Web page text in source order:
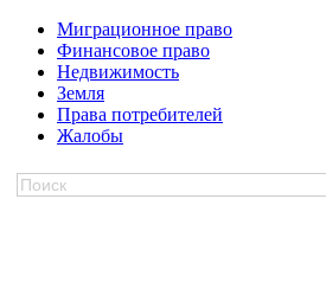
Миграционное право
Финансовое право
Недвижимость
Земля
Права потребителей
Жалобы